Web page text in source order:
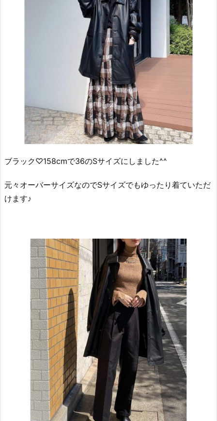
ブラック♡158cmで36のSサイズにしました^^
元々オーバーサイズなのでSサイズでもゆったり着ていただ
けます♪